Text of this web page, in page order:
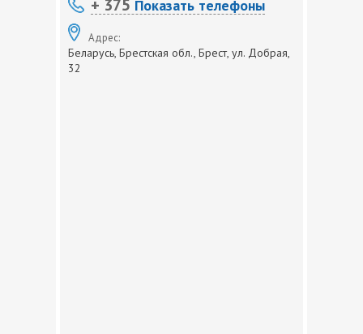
+ 375 Показать телефоны
Адрес:
Беларусь, Брестская обл., Брест, ул. Добрая,
32